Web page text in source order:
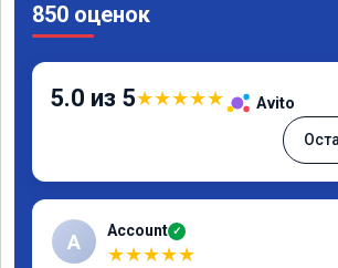
850 оценок
5.0 из 5★★★★★ Avito
A Account ✓
★★★★★